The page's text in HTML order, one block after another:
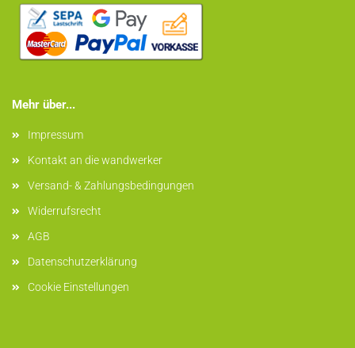
Mehr über...
Impressum
Kontakt an die wandwerker
Versand- & Zahlungsbedingungen
Widerrufsrecht
AGB
Datenschutzerklärung
Cookie Einstellungen